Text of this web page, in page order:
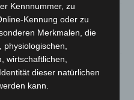
in Niedersachsen
in Neuwarmbüchen schnell
Kennnummer, zu
Kennung oder zu
Merkmalen, die
wirtschaftlichen,
dieser natürlichen
kann.